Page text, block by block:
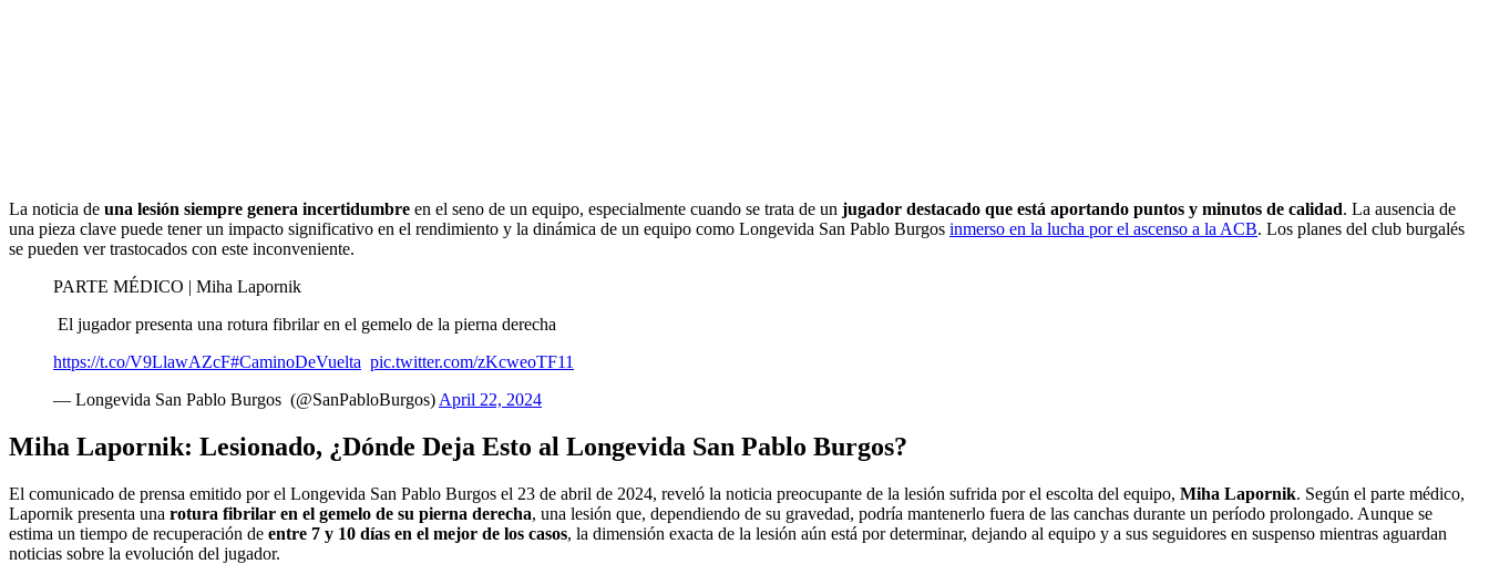
La noticia de una lesión siempre genera incertidumbre en el seno de un equipo, especialmente cuando se trata de un jugador destacado que está aportando puntos y minutos de calidad. La ausencia de
una pieza clave puede tener un impacto significativo en el rendimiento y la dinámica de un equipo como Longevida San Pablo Burgos inmerso en la lucha por el ascenso a la ACB. Los planes del club burgalés
se pueden ver trastocados con este inconveniente.
PARTE MÉDICO | Miha Lapornik
El jugador presenta una rotura fibrilar en el gemelo de la pierna derecha
https://t.co/V9LlawAZcF#CaminoDeVuelta pic.twitter.com/zKcweoTF11
— Longevida San Pablo Burgos (@SanPabloBurgos) April 22, 2024
Miha Lapornik: Lesionado, ¿Dónde Deja Esto al Longevida San Pablo Burgos?
El comunicado de prensa emitido por el Longevida San Pablo Burgos el 23 de abril de 2024, reveló la noticia preocupante de la lesión sufrida por el escolta del equipo, Miha Lapornik. Según el parte médico,
Lapornik presenta una rotura fibrilar en el gemelo de su pierna derecha, una lesión que, dependiendo de su gravedad, podría mantenerlo fuera de las canchas durante un período prolongado. Aunque se
estima un tiempo de recuperación de entre 7 y 10 días en el mejor de los casos, la dimensión exacta de la lesión aún está por determinar, dejando al equipo y a sus seguidores en suspenso mientras aguardan
noticias sobre la evolución del jugador.